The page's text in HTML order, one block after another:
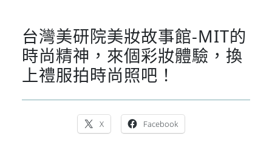
台灣美研院美妝故事館-MIT的
時尚精神，來個彩妝體驗，換
上禮服拍時尚照吧！
X Facebook